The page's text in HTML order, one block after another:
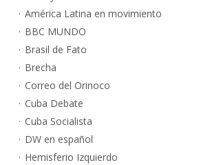
América Latina en movimiento
BBC MUNDO
Brasil de Fato
Brecha
Correo del Orinoco
Cuba Debate
Cuba Socialista
DW en español
Hemisferio Izquierdo